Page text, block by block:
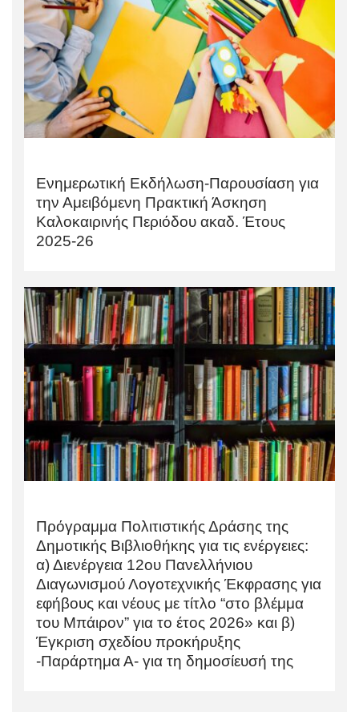
Ενημερωτική Εκδήλωση-Παρουσίαση για
την Αμειβόμενη Πρακτική Άσκηση
Καλοκαιρινής Περιόδου ακαδ. Έτους
2025-26
Πρόγραμμα Πολιτιστικής Δράσης της
Δημοτικής Βιβλιοθήκης για τις ενέργειες:
α) Διενέργεια 12ου Πανελλήνιου
Διαγωνισμού Λογοτεχνικής Έκφρασης για
εφήβους και νέους με τίτλο “στο βλέμμα
του Μπάιρον” για το έτος 2026» και β)
Έγκριση σχεδίου προκήρυξης
-Παράρτημα Α- για τη δημοσίευσή της